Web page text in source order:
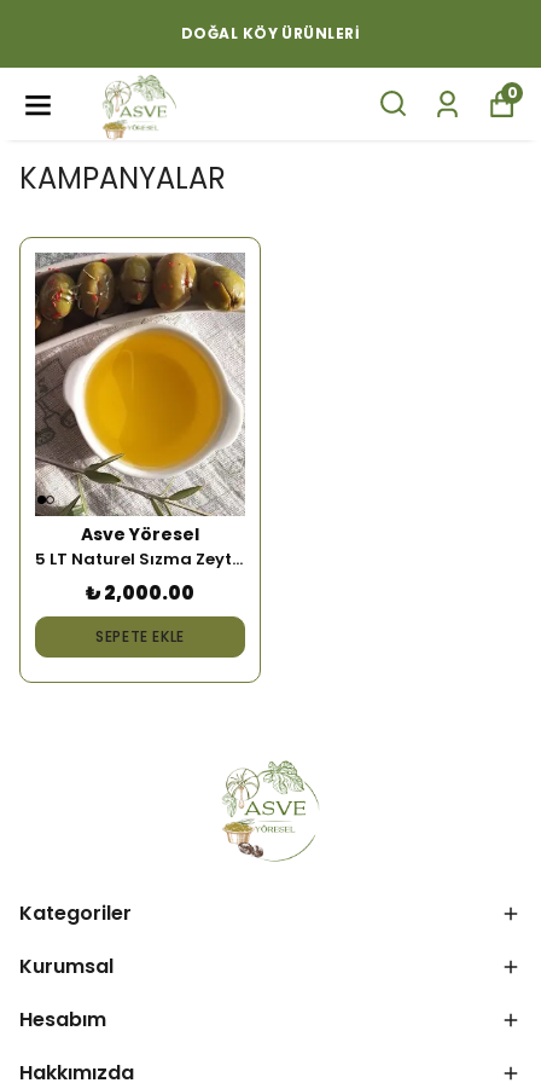
DOĞAL KÖY ÜRÜNLERI
0
KAMPANYALAR
Asve Yöresel
5 LT Naturel Sızma Zeytinyağı
₺ 2,000.00
SEPETE EKLE
Kategoriler
Kurumsal
Hesabım
Hakkımızda